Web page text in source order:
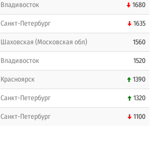
Владивосток 1680
Санкт-Петербург 1635
Шаховская (Московская обл) 1560
Владивосток 1520
Красноярск 1390
Санкт-Петербург 1320
Санкт-Петербург 1100